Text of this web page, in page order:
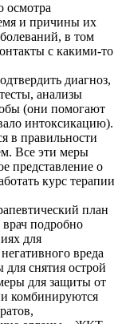
осмотра
и причины их
в том
с какими-то
диагноз,
анализы
(они помогают
интоксикацию).
в правильности
Все эти меры
представление о
курс терапии
план
подробно
для
вреда
снятия острой
для защиты от
комбинируются